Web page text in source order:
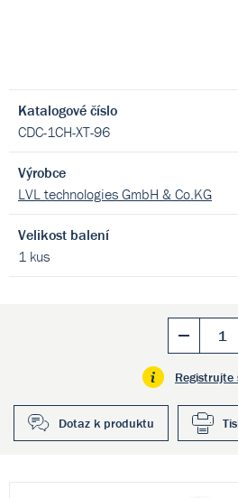
Katalogové číslo
CDC-1CH-XT-96
Výrobce
LVL technologies GmbH & Co.KG
Velikost balení
1 kus
Registrujte
Dotaz k produktu